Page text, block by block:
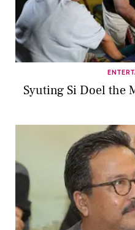
Syuting Si Doel the